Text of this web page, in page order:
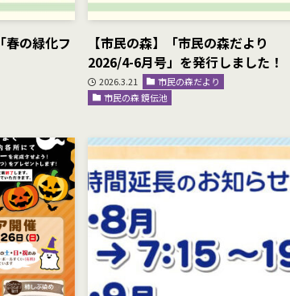
春の緑化フ
【市民の森】「市民の森だより
2026/4-6月号」を発行しました！
2026.3.21
市民の森だより
市民の森 鏡伝池